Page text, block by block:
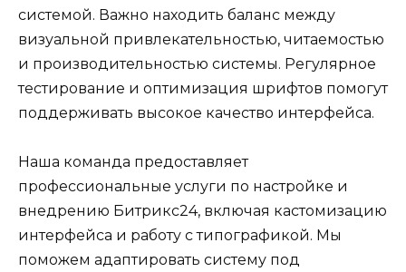
системой. Важно находить баланс между
визуальной привлекательностью, читаемостью
и производительностью системы. Регулярное
тестирование и оптимизация шрифтов помогут
поддерживать высокое качество интерфейса.
Наша команда предоставляет
профессиональные услуги по настройке и
внедрению Битрикс24, включая кастомизацию
интерфейса и работу с типографикой. Мы
поможем адаптировать систему под